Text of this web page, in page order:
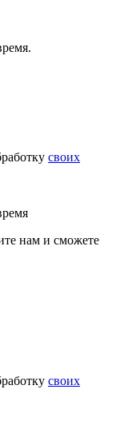
своих
нам и сможете
своих